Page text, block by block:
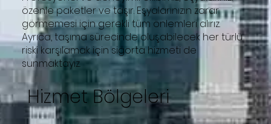
özenle paketler ve taşır. Eşyalarınızın zarar
görmemesi için gerekli tüm önlemleri alırız.
Ayrıca, taşıma sürecinde oluşabilecek her türlü
riski karşılamak için sigorta hizmeti de
sunmaktayız.
Hizmet Bölgeleri